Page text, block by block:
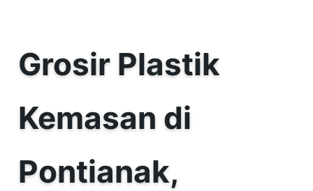
Grosir Plastik
Kemasan di
Pontianak,